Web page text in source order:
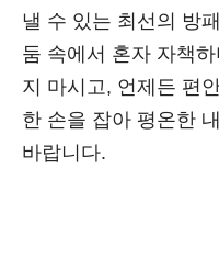
낼 수 있는 최선의 방
둠 속에서 혼자 자책
지 마시고, 언제든 편
한 손을 잡아 평온한
바랍니다.